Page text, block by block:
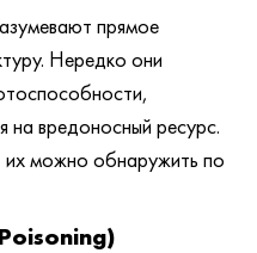
прямое
Нередко они
на вредоносный ресурс.
их можно обнаружить по